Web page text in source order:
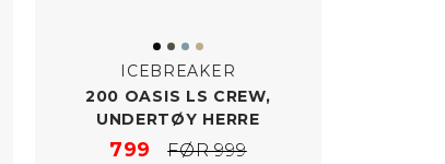
ICEBREAKER
200 OASIS LS CREW,
UNDERTØY HERRE
799 FØR 999